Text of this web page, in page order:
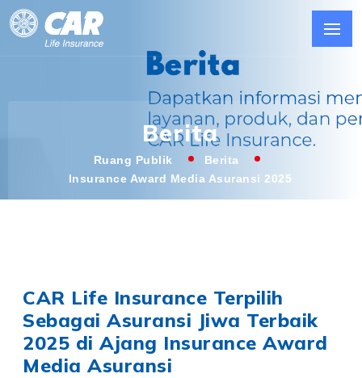
Berita
Ruang Publik
Berita
Insurance Award Media Asuransi 2025
CAR Life Insurance Terpilih
Sebagai Asuransi Jiwa Terbaik
2025 di Ajang Insurance Award
Media Asuransi